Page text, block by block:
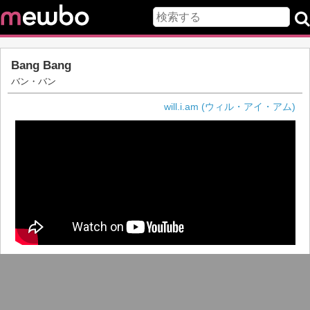
Bang Bang
バン・バン
will.i.am (ウィル・アイ・アム)